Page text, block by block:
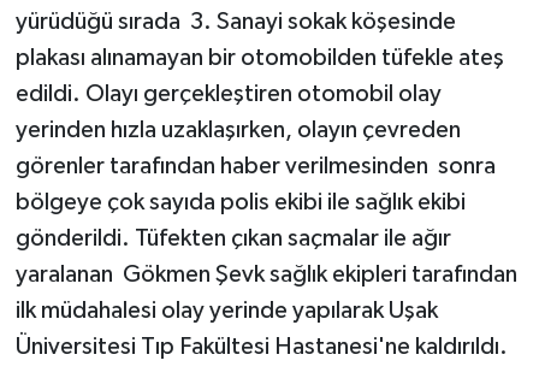
yürüdüğü sırada 3. Sanayi sokak köşesinde
plakası alınamayan bir otomobilden tüfekle ateş
edildi. Olayı gerçekleştiren otomobil olay
yerinden hızla uzaklaşırken, olayın çevreden
görenler tarafından haber verilmesinden sonra
bölgeye çok sayıda polis ekibi ile sağlık ekibi
gönderildi. Tüfekten çıkan saçmalar ile ağır
yaralanan Gökmen Şevk sağlık ekipleri tarafından
ilk müdahalesi olay yerinde yapılarak Uşak
Üniversitesi Tıp Fakültesi Hastanesi'ne kaldırıldı.
ÖZEL HABER
POLİTİKA
SİYASET
SPOR
TEKNOLOJİ